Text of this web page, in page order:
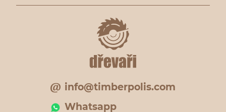
info@timberpolis.com
Whatsapp